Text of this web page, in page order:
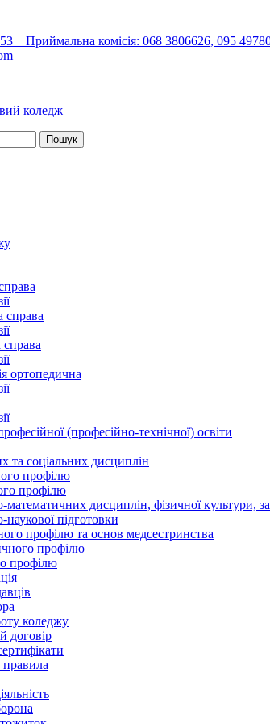
Приймальна комісія: 068 3806626, 095
коледж
справа
ортопедична
(професійно-технічної) освіти
та соціальних дисциплін
профілю
профілю
дисциплін, фізичної культури,
підготовки
профілю та основ медсестринства
профілю
профілю
коледжу
договір